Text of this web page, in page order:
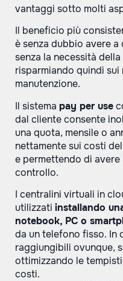
vantaggi sotto molti
Il beneficio più
è senza dubbio avere
senza la necessità
risparmiando quindi
manutenzione.
Il sistema pay per use
dal cliente consente
una quota, mensile o
nettamente sui costi
e permettendo di
controllo.
I centralini virtuali in
utilizzati installando
notebook, PC o
da un telefono fisso. In
raggiungibili ovunque,
ottimizzando le
costi.